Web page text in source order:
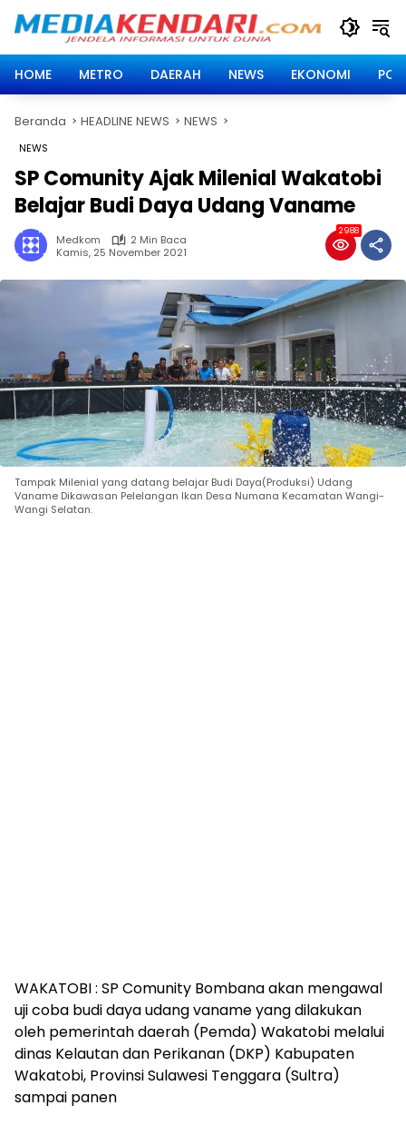
HOME
METRO DAERAH NEWS EKONOMI
Beranda HEADLINE NEWS NEWS
NEWS
SP Comunity Ajak Milenial Wakatobi
Belajar Budi Daya Udang Vaname
Medkom
2 Min Baca
Kamis, 25 November 2021
2988
Tampak Milenial yang datang belajar Budi Daya(Produksi) Udang
Vaname Dikawasan Pelelangan Ikan Desa Numana Kecamatan Wangi-
Wangi Selatan.
WAKATOBI : SP Comunity Bombana akan mengawal
uji coba budi daya udang vaname yang dilakukan
oleh pemerintah daerah (Pemda) Wakatobi melalui
dinas Kelautan dan Perikanan (DKP) Kabupaten
Wakatobi, Provinsi Sulawesi Tenggara (Sultra)
sampai panen